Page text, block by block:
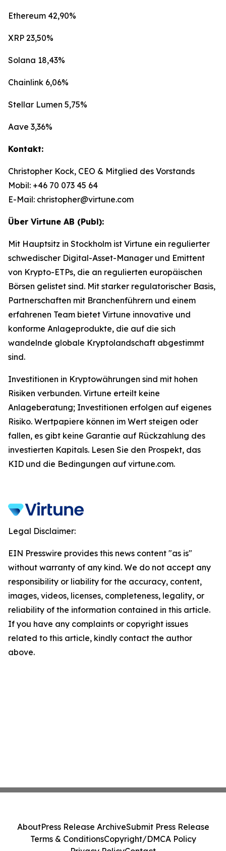
Ethereum 42,90%
XRP 23,50%
Solana 18,43%
Chainlink 6,06%
Stellar Lumen 5,75%
Aave 3,36%
Kontakt:
Christopher Kock, CEO & Mitglied des Vorstands
Mobil: +46 70 073 45 64
E-Mail: christopher@virtune.com
Über Virtune AB (Publ):
Mit Hauptsitz in Stockholm ist Virtune ein regulierter
schwedischer Digital-Asset-Manager und Emittent
von Krypto-ETPs, die an regulierten europäischen
Börsen gelistet sind. Mit starker regulatorischer Basis,
Partnerschaften mit Branchenführern und einem
erfahrenen Team bietet Virtune innovative und
konforme Anlageprodukte, die auf die sich
wandelnde globale Kryptolandschaft abgestimmt
sind.
Investitionen in Kryptowährungen sind mit hohen
Risiken verbunden. Virtune erteilt keine
Anlageberatung; Investitionen erfolgen auf eigenes
Risiko. Wertpapiere können im Wert steigen oder
fallen, es gibt keine Garantie auf Rückzahlung des
investierten Kapitals. Lesen Sie den Prospekt, das
KID und die Bedingungen auf virtune.com.
Legal Disclaimer:
EIN Presswire provides this news content "as is"
without warranty of any kind. We do not accept any
responsibility or liability for the accuracy, content,
images, videos, licenses, completeness, legality, or
reliability of the information contained in this article.
If you have any complaints or copyright issues
related to this article, kindly contact the author
above.
AboutPress Release ArchiveSubmit Press Release
Terms & ConditionsCopyright/DMCA Policy